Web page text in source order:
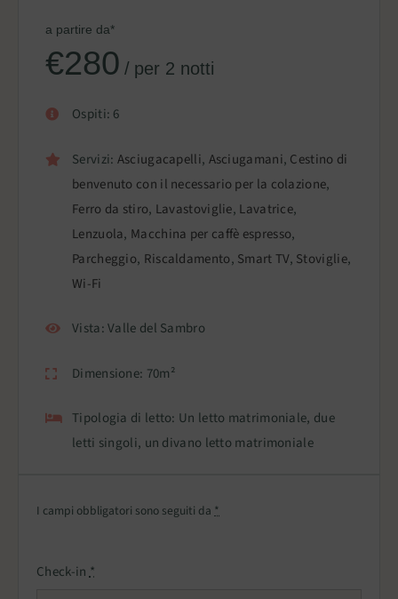
€280 per 2 notti
Ospiti: 6
Servizi: Asciugacapelli, Asciugamani, Cestino di
benvenuto con il necessario per la colazione,
Ferro da stiro, Lavastoviglie, Lavatrice,
Lenzuola, Macchina per caffè espresso,
Parcheggio, Riscaldamento, Smart TV, Stoviglie,
Wi-Fi
Vista:Valle del Sambro
Dimensione: 70m²
Tipologia di letto: Un letto matrimoniale, due
letti singoli, un divano letto matrimoniale
I campi obbligatori sono seguiti da *
Check-in*